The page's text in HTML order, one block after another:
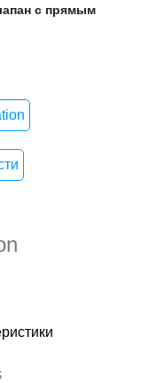
с прямым